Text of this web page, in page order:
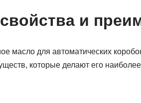
и
масло для автоматических
которые делают его